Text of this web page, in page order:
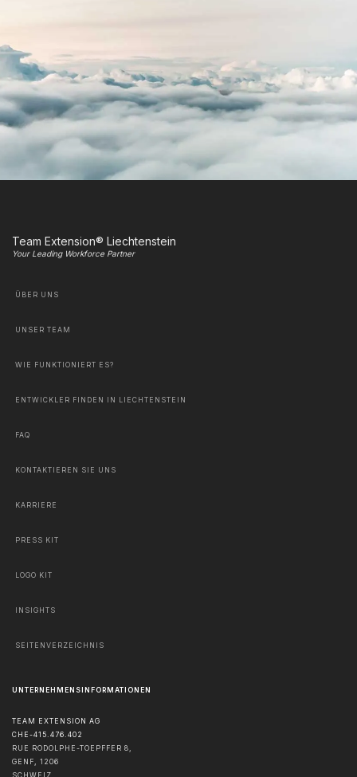
Team Extension® Liechtenstein
Your Leading Workforce Partner
ÜBER UNS
UNSER TEAM
WIE FUNKTIONIERT ES?
ENTWICKLER FINDEN IN LIECHTENSTEIN
FAQ
KONTAKTIEREN SIE UNS
KARRIERE
PRESS KIT
LOGO KIT
INSIGHTS
SEITENVERZEICHNIS
UNTERNEHMENSINFORMATIONEN
TEAM EXTENSION AG
CHE-415.476.402
RUE RODOLPHE-TOEPFFER 8,
GENF, 1206